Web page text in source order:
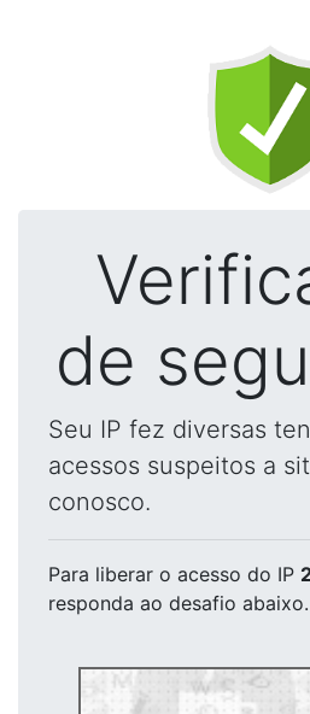
de
Seu IP fez diversas
acessos suspeitos a
conosco.
Para liberar o acesso do IP
responda ao desafio abaixo.